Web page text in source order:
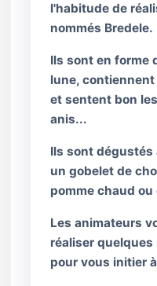
l'habitude de
nommés Bredele.
Ils sont en forme
lune,
et sentent bon
anis...
Ils sont dégustés
un gobelet de
pomme chaud
Les animateurs
réaliser
pour vous initier